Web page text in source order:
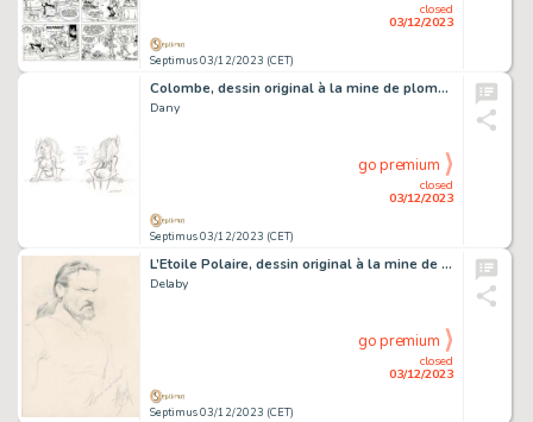
Septimus 03/12/2023 (CET)
closed
03/12/2023
Colombe, dessin original à la mine de plomb réalisé pour une statuette.
Dany
Septimus 03/12/2023 (CET)
closed
03/12/2023
go premium
L’Etoile Polaire, dessin original à la mine de plomb.
Delaby
Septimus 03/12/2023 (CET)
closed
03/12/2023
go premium